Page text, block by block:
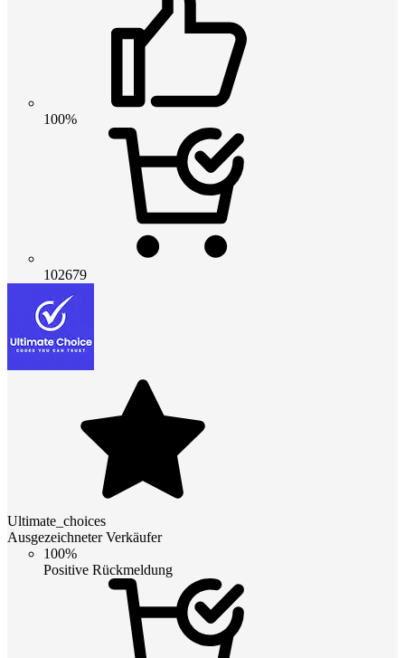
100%
102679
Ultimate_choices
Ausgezeichneter Verkäufer
100%
Positive Rückmeldung